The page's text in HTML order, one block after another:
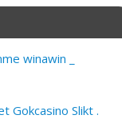
winawin _
Gokcasino Slikt .